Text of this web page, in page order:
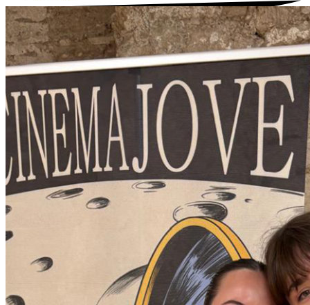
Films on the road
Noticias
Contacto